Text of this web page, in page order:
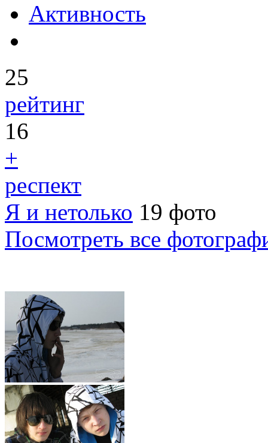
Активность
25
рейтинг
16
+
респект
Я и нетолько 19 фото
Посмотреть все